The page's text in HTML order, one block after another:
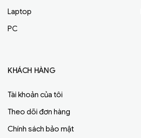
Laptop
PC
KHÁCH HÀNG
Tài khoản của tôi
Theo dõi đơn hàng
Chính sách bảo mật